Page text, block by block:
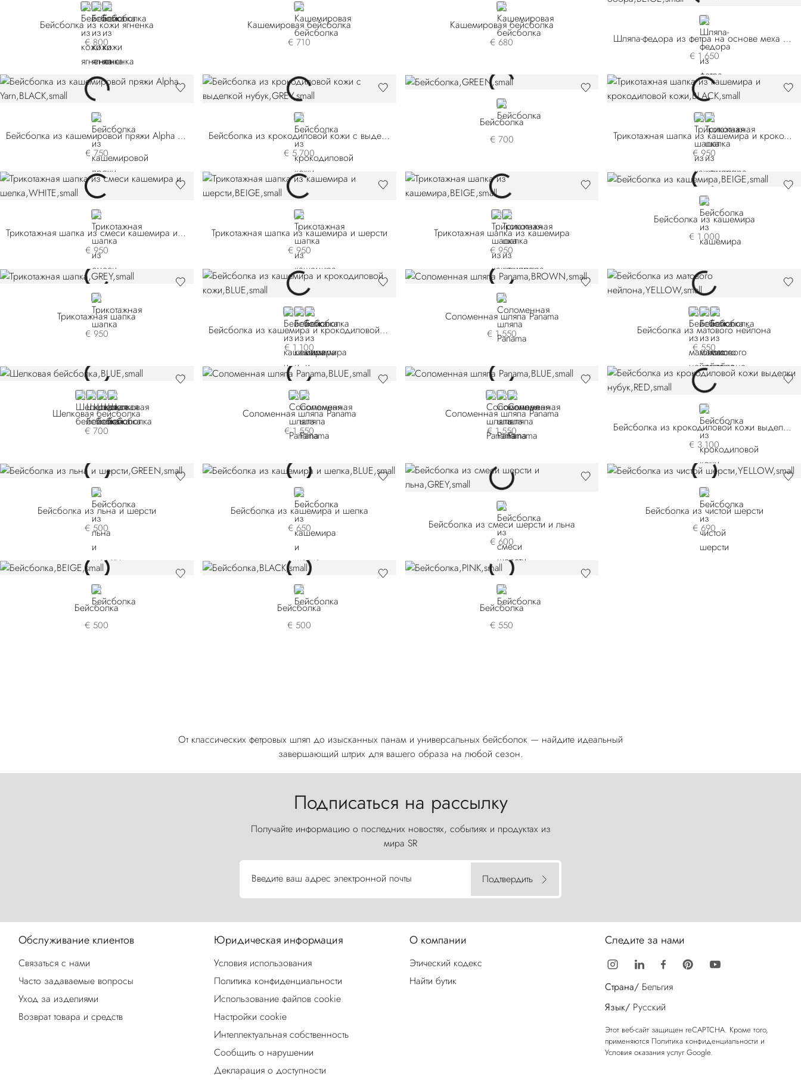
BLUEBLACK NNEWTA-N99G
BLACK NNEWTA-N99U
Бейсболка из кожи ягненка
€ 800
GREY
Кашемировая бейсболка
€ 710
BLUE
Кашемировая бейсболка
€ 680
BEIGE
Шляпа-федора из фетра на основе меха бобра
€ 1.650
BLACK
Бейсболка из кашемировой пряжи Alpha Yarn
€ 750
GREY
Бейсболка из крокодиловой кожи с выделкой нубук
€ 5.700
GREEN
Бейсболка
€ 700
BLACK
RED
Трикотажная шапка из кашемира и крокодиловой кожи
€ 950
WHITE
Трикотажная шапка из смеси кашемира и шелка
€ 950
BEIGE
Трикотажная шапка из кашемира и шерсти
€ 950
BEIGE
BLUE
Трикотажная шапка из кашемира
€ 950
BEIGE
Бейсболка из кашемира
€ 1.000
GREY
Трикотажная шапка
€ 950
BLUEGREYBLACK
Бейсболка из кашемира и крокодиловой кожи
€ 1.100
BROWN
Соломенная шляпа Panama
€ 1.550
YELLOW
BLACK
RED
Бейсболка из матового нейлона
€ 550
BLUEBEIGE
BLACKGREEN
Шелковая бейсболка
€ 700
BLUEBEIGE
Соломенная шляпа Panama
€ 1.550
BLUEGREEN
WHITE
Соломенная шляпа Panama
€ 1.550
RED
Бейсболка из крокодиловой кожи выделки нубук
€ 3.100
GREEN
Бейсболка из льна и шерсти
€ 500
BLUE MA0035-B53P
Бейсболка из кашемира и шелка
€ 650
GREY
Бейсболка из смеси шерсти и льна
€ 600
YELLOW
Бейсболка из чистой шерсти
€ 690
BEIGE
Бейсболка
€ 500
BLACK
Бейсболка
€ 500
PINK
Бейсболка
€ 550
От классических фетровых шляп до изысканных панам и универсальных бейсболок — найдите идеальный
завершающий штрих для вашего образа на любой сезон.
Подписаться на рассылку
Получайте информацию о последних новостях, событиях и продуктах из
мира SR
Введите ваш адрес электронной почты Подтвердить
Обслуживание клиентов
Связаться с нами
Часто задаваемые вопросы
Уход за изделиями
Возврат товара и средств
Юридическая информация
Условия использования
Политика конфиденциальности
Использование файлов cookie
Настройки cookie
Интеллектуальная собственность
Сообщить о нарушении
Декларация о доступности
О компании
Этический кодекс
Найти бутик
Следите за нами
Страна/ Бельгия
Язык/ Русский
Этот веб-сайт защищен reCAPTCHA. Кроме того,
применяются Политика конфиденциальности и
Условия оказания услуг Google.